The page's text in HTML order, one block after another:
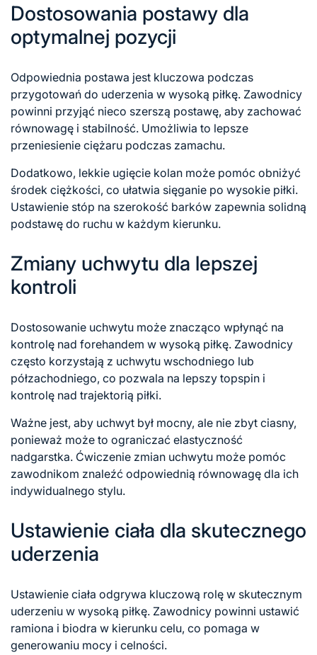
Dostosowania postawy dla
optymalnej pozycji
Odpowiednia postawa jest kluczowa podczas
przygotowań do uderzenia w wysoką piłkę. Zawodnicy
powinni przyjąć nieco szerszą postawę, aby zachować
równowagę i stabilność. Umożliwia to lepsze
przeniesienie ciężaru podczas zamachu.
Dodatkowo, lekkie ugięcie kolan może pomóc obniżyć
środek ciężkości, co ułatwia sięganie po wysokie piłki.
Ustawienie stóp na szerokość barków zapewnia solidną
podstawę do ruchu w każdym kierunku.
Zmiany uchwytu dla lepszej
kontroli
Dostosowanie uchwytu może znacząco wpłynąć na
kontrolę nad forehandem w wysoką piłkę. Zawodnicy
często korzystają z uchwytu wschodniego lub
półzachodniego, co pozwala na lepszy topspin i
kontrolę nad trajektorią piłki.
Ważne jest, aby uchwyt był mocny, ale nie zbyt ciasny,
ponieważ może to ograniczać elastyczność
nadgarstka. Ćwiczenie zmian uchwytu może pomóc
zawodnikom znaleźć odpowiednią równowagę dla ich
indywidualnego stylu.
Ustawienie ciała dla skutecznego
uderzenia
Ustawienie ciała odgrywa kluczową rolę w skutecznym
uderzeniu w wysoką piłkę. Zawodnicy powinni ustawić
ramiona i biodra w kierunku celu, co pomaga w
generowaniu mocy i celności.